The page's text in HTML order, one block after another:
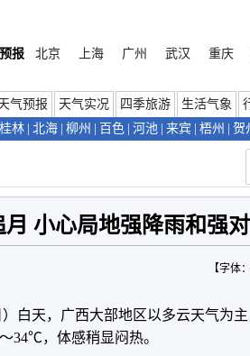
报
北京 上海 广州 武汉 重庆
气预报 天气实况 四季旅游 生活气象
桂林 北海 柳州 百色 河池 来宾 梧州 贺
小心局地强降雨和强
【字体：
白天，广西大部地区以多云天气为
34℃，体感稍显闷热。